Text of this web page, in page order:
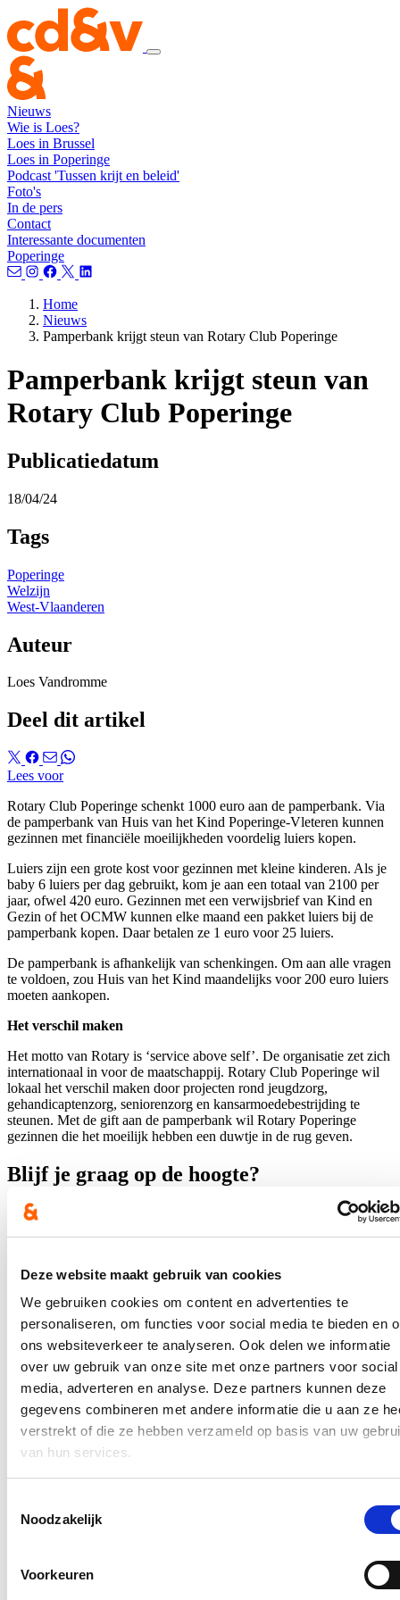
Deze website maakt gebruik van cookies
We gebruiken cookies om content en advertenties te
personaliseren, om functies voor social media te bieden en
ons websiteverkeer te analyseren. Ook delen we informatie
over uw gebruik van onze site met onze partners voor social
media, adverteren en analyse. Deze partners kunnen deze
gegevens combineren met andere informatie die u aan ze
verstrekt of die ze hebben verzameld op basis van uw
van hun services.
Noodzakelijk
Voorkeuren
Nieuws
Wie is Loes?
Loes in Brussel
Loes in Poperinge
Podcast 'Tussen krijt en beleid'
Foto's
In de pers
Contact
Interessante documenten
Poperinge
Home
Nieuws
Pamperbank krijgt steun van Rotary Club Poperinge
Pamperbank krijgt steun van
Rotary Club Poperinge
Publicatiedatum
18/04/24
Tags
Poperinge
Welzijn
West-Vlaanderen
Auteur
Loes Vandromme
Deel dit artikel
Lees voor
Rotary Club Poperinge schenkt 1000 euro aan de pamperbank. Via
de pamperbank van Huis van het Kind Poperinge-Vleteren kunnen
gezinnen met financiële moeilijkheden voordelig luiers kopen.
Luiers zijn een grote kost voor gezinnen met kleine kinderen. Als je
baby 6 luiers per dag gebruikt, kom je aan een totaal van 2100 per
jaar, ofwel 420 euro. Gezinnen met een verwijsbrief van Kind en
Gezin of het OCMW kunnen elke maand een pakket luiers bij de
pamperbank kopen. Daar betalen ze 1 euro voor 25 luiers.
De pamperbank is afhankelijk van schenkingen. Om aan alle vragen
te voldoen, zou Huis van het Kind maandelijks voor 200 euro luiers
moeten aankopen.
Het verschil maken
Het motto van Rotary is ‘service above self’. De organisatie zet zich
internationaal in voor de maatschappij. Rotary Club Poperinge wil
lokaal het verschil maken door projecten rond jeugdzorg,
gehandicaptenzorg, seniorenzorg en kansarmoedebestrijding te
steunen. Met de gift aan de pamperbank wil Rotary Poperinge
gezinnen die het moeilijk hebben een duwtje in de rug geven.
Blijf je graag op de hoogte?
Ontvang mijn nieuwsbrief.
Ja, ik wens de nieuwsbrief van Loes Vandromme te ontvangen op
bovenstaand e-mailadres.
om de privacyvoorwaarden te raadplegen
Nieuws
16/07/26
schooljaar deel aan ‘Oog voor Lekkers’, het Vlaams-Europese
subsidieprogramma dat gezonde voedingsgewoonten bij kinderen